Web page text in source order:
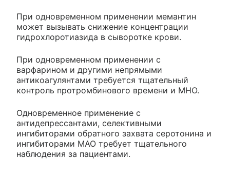
При одновременном применении мемантин
может вызывать снижение концентрации
гидрохлоротиазида в сыворотке крови.
При одновременном применении с
варфарином и другими непрямыми
антикоагулянтами требуется тщательный
контроль протромбинового времени и МНО.
Одновременное применение с
антидепрессантами, селективными
ингибиторами обратного захвата серотонина и
ингибиторами МАО требует тщательного
наблюдения за пациентами.